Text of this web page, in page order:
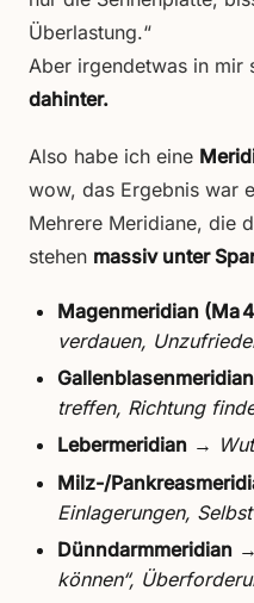
Überlastung.“
Aber irgendetwas in mir
dahinter.
Also habe ich eine
wow, das Ergebnis war
Mehrere Meridiane, die
stehen massiv unter
Magenmeridian (Ma
verdauen,
treffen, Richtung
Lebermeridian →
Milz-/
Einlagerungen,
Dünndarmmeridian →
können“,